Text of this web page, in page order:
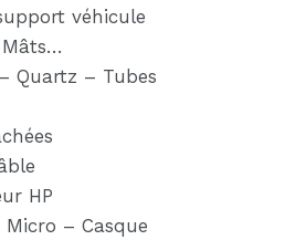
véhicule
Quartz – Tubes
HP
– Casque